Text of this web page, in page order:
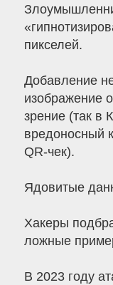
пикселей.
Добавление
изображение
зрение (так в
вредоносный
QR-чек).
Ядовитые
Хакеры
ложные
В 2023 году